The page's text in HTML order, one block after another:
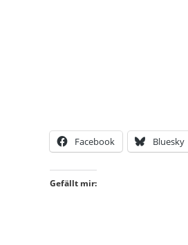
Facebook Bluesky
Gefällt mir: